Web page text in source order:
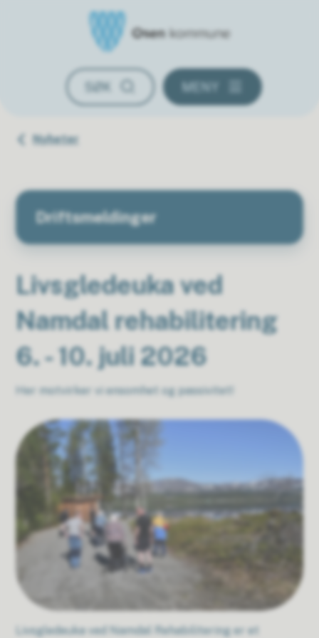
SØK MENY
Du er her:
Nyheter
Driftsmeldinger
Livsgledeuka ved
Namdal rehabilitering
6. - 10. juli 2026
Her motvirker vi ensomhet og passivitet!
Livsgledeuka ved Namdal Rehabilitering er et